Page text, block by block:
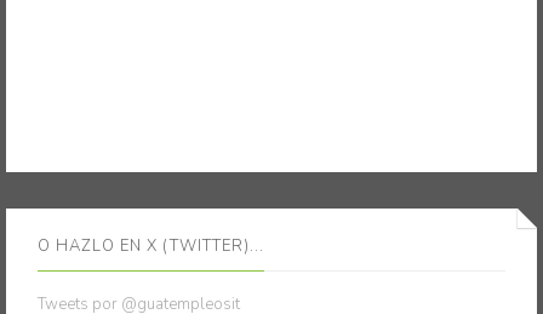
O HAZLO EN X (TWITTER)...
Tweets por @guatempleosit